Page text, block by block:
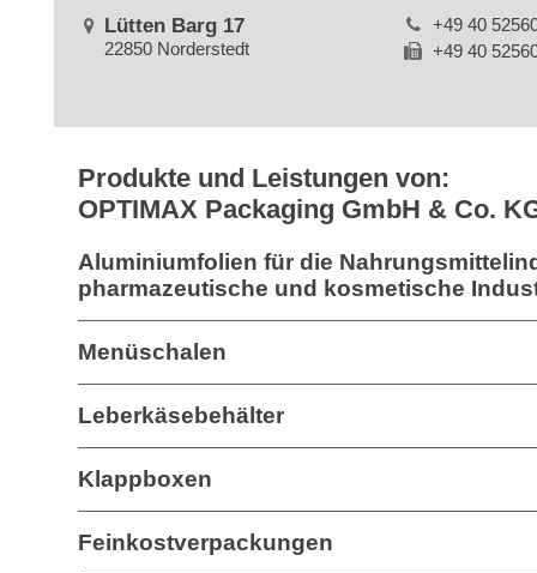
Lütten Barg 17
22850 Norderstedt
+49 40
+49 40
Produkte und Leistungen von:
OPTIMAX Packaging GmbH & Co.
Aluminiumfolien für die
pharmazeutische und kosmetische
Menüschalen
Leberkäsebehälter
Klappboxen
Feinkostverpackungen